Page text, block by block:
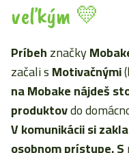
veľkým 💛
Príbehznačky
začali sMotivačnými
na Mobake nájdeš
produktovdo
V komunikáciisi